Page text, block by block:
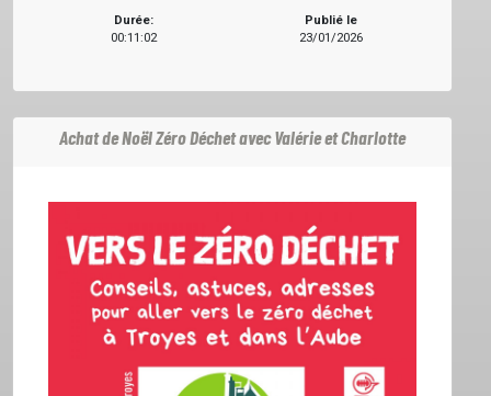
ACCUEIL
Durée:
00:11:02
Publié le
23/01/2026
Achat de Noël Zéro Déchet avec Valérie et Charlotte